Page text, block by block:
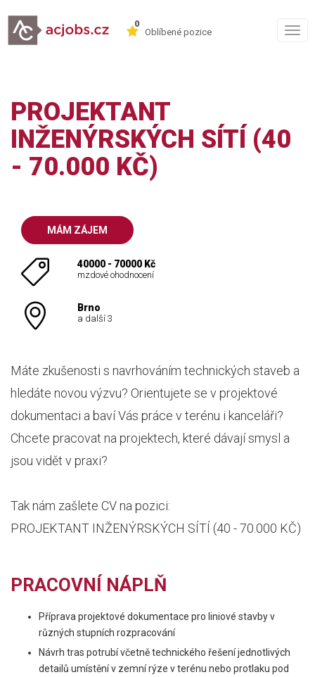
0
Oblíbené pozice
PROJEKTANT
INŽENÝRSKÝCH SÍTÍ (40
- 70.000 KČ)
MÁM ZÁJEM
40000 - 70000 Kč
mzdové ohodnocení
Brno
a další 3
Máte zkušenosti s navrhováním technických staveb a
hledáte novou výzvu? Orientujete se v projektové
dokumentaci a baví Vás práce v terénu i kanceláři?
Chcete pracovat na projektech, které dávají smysl a
jsou vidět v praxi?
Tak nám zašlete CV na pozici:
PROJEKTANT INŽENÝRSKÝCH SÍTÍ (40 - 70.000 KČ)
PRACOVNÍ NÁPLŇ
Příprava projektové dokumentace pro liniové stavby v
různých stupních rozpracování
Návrh tras potrubí včetně technického řešení jednotlivých
detailů umístění v zemní rýze v terénu nebo protlaku pod